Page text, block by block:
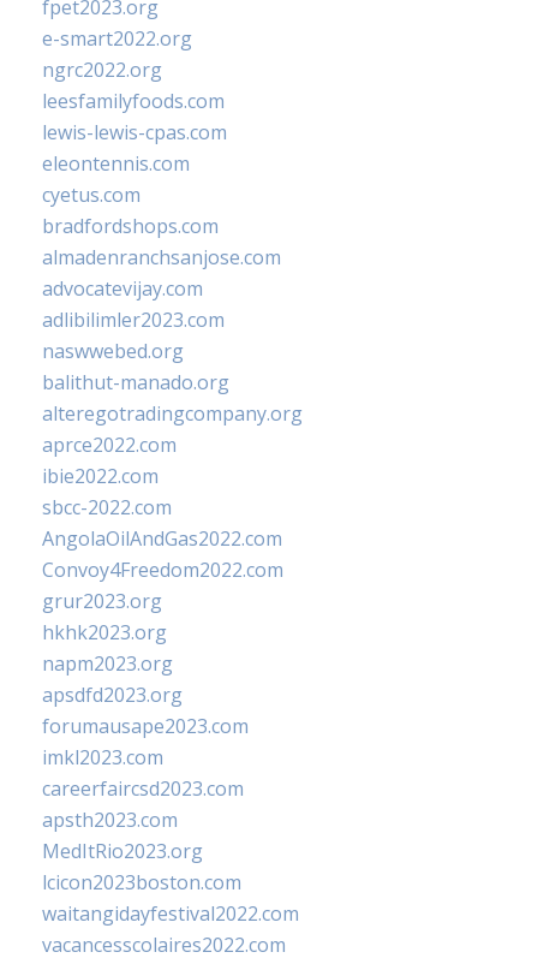
fpet2023.org
e-smart2022.org
ngrc2022.org
leesfamilyfoods.com
lewis-lewis-cpas.com
eleontennis.com
cyetus.com
bradfordshops.com
almadenranchsanjose.com
advocatevijay.com
adlibilimler2023.com
naswwebed.org
balithut-manado.org
alteregotradingcompany.org
aprce2022.com
ibie2022.com
sbcc-2022.com
AngolaOilAndGas2022.com
Convoy4Freedom2022.com
grur2023.org
hkhk2023.org
napm2023.org
apsdfd2023.org
forumausape2023.com
imkl2023.com
careerfaircsd2023.com
apsth2023.com
MedItRio2023.org
lcicon2023boston.com
waitangidayfestival2022.com
vacancesscolaires2022.com